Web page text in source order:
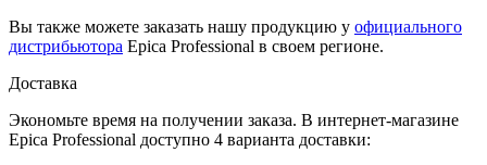
Вы также можете заказать нашу продукцию у официального
дистрибьютора Epica Professional в своем регионе.
Доставка
Экономьте время на получении заказа. В интернет-магазине
Epica Professional доступно 4 варианта доставки: